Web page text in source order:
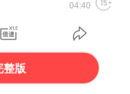
04:40
版